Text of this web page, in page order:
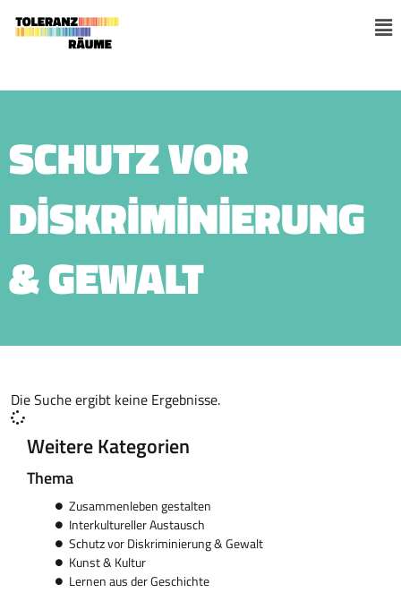
content
SCHUTZ VOR
DISKRIMINIERUNG
& GEWALT
Die Suche ergibt keine Ergebnisse.
Weitere Kategorien
Thema
Zusammenleben gestalten
Interkultureller Austausch
Schutz vor Diskriminierung & Gewalt
Kunst & Kultur
Lernen aus der Geschichte